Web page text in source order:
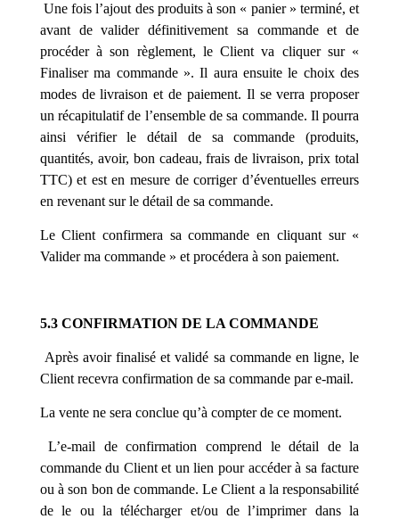
Une fois l’ajout des produits à son « panier » terminé, et
avant de valider définitivement sa commande et de
procéder à son règlement, le Client va cliquer sur «
Finaliser ma commande ». Il aura ensuite le choix des
modes de livraison et de paiement. Il se verra proposer
un récapitulatif de l’ensemble de sa commande. Il pourra
ainsi vérifier le détail de sa commande (produits,
quantités, avoir, bon cadeau, frais de livraison, prix total
TTC) et est en mesure de corriger d’éventuelles erreurs
en revenant sur le détail de sa commande.
Le Client confirmera sa commande en cliquant sur «
Valider ma commande » et procédera à son paiement.
5.3 CONFIRMATION DE LA COMMANDE
Après avoir finalisé et validé sa commande en ligne, le
Client recevra confirmation de sa commande par e-mail.
La vente ne sera conclue qu’à compter de ce moment.
L’e-mail de confirmation comprend le détail de la
commande du Client et un lien pour accéder à sa facture
ou à son bon de commande. Le Client a la responsabilité
de le ou la télécharger et/ou de l’imprimer dans la